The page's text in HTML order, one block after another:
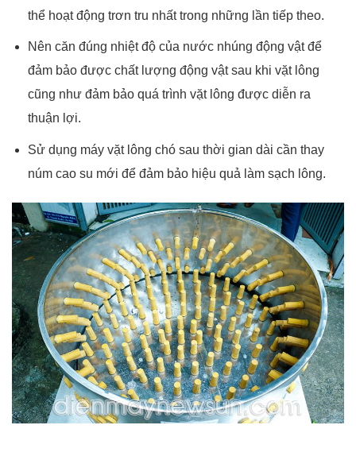
thể hoạt động trơn tru nhất trong những lần tiếp theo.
Nên căn đúng nhiệt độ của nước nhúng động vật để
đảm bảo được chất lượng động vật sau khi vặt lông
cũng như đảm bảo quá trình vặt lông được diễn ra
thuận lợi.
Sử dụng máy vặt lông chó sau thời gian dài cần thay
núm cao su mới để đảm bảo hiệu quả làm sạch lông.